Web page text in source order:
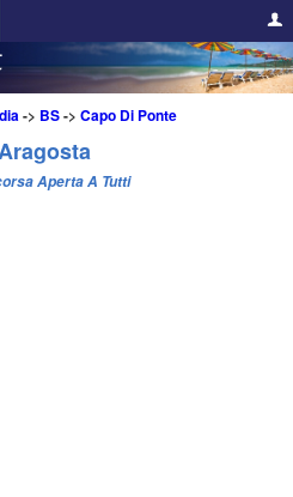
-> BS-> Capo Di Ponte
Aperta A Tutti